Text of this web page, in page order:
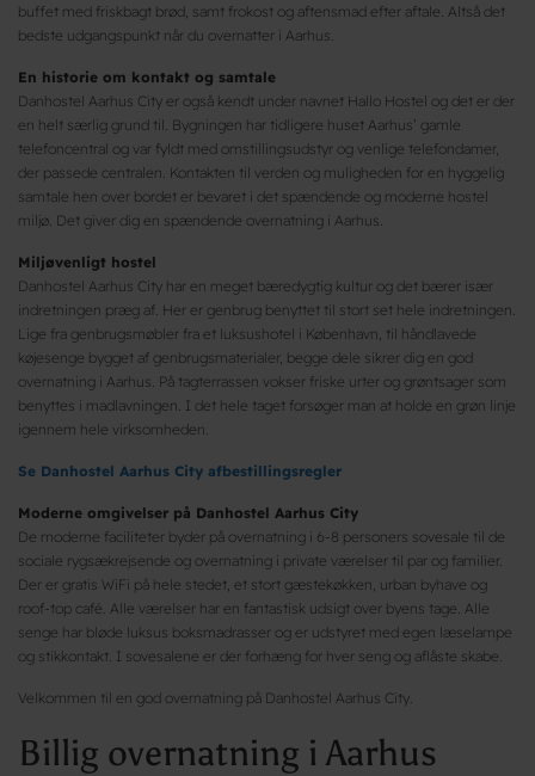
buffet med friskbagt brød, samt frokost og aftensmad efter aftale. Altså det
bedste udgangspunkt når du overnatter i Aarhus.
En historie om kontakt og samtale
Danhostel Aarhus City er også kendt under navnet Hallo Hostel og det er der
en helt særlig grund til. Bygningen har tidligere huset Aarhus’ gamle
telefoncentral og var fyldt med omstillingsudstyr og venlige telefondamer,
der passede centralen. Kontakten til verden og muligheden for en hyggelig
samtale hen over bordet er bevaret i det spændende og moderne hostel
miljø. Det giver dig en spændende overnatning i Aarhus.
Miljøvenligt hostel
Danhostel Aarhus City har en meget bæredygtig kultur og det bærer især
indretningen præg af. Her er genbrug benyttet til stort set hele indretningen.
Lige fra genbrugsmøbler fra et luksushotel i København, til håndlavede
køjesenge bygget af genbrugsmaterialer, begge dele sikrer dig en god
overnatning i Aarhus. På tagterrassen vokser friske urter og grøntsager som
benyttes i madlavningen. I det hele taget forsøger man at holde en grøn linje
igennem hele virksomheden.
Se Danhostel Aarhus City afbestillingsregler
Moderne omgivelser på Danhostel Aarhus City
De moderne faciliteter byder på overnatning i 6-8 personers sovesale til de
sociale rygsækrejsende og overnatning i private værelser til par og familier.
Der er gratis WiFi på hele stedet, et stort gæstekøkken, urban byhave og
roof-top café. Alle værelser har en fantastisk udsigt over byens tage. Alle
senge har bløde luksus boksmadrasser og er udstyret med egen læselampe
og stikkontakt. I sovesalene er der forhæng for hver seng og aflåste skabe.
Velkommen til en god overnatning på Danhostel Aarhus City.
Billig overnatning i Aarhus